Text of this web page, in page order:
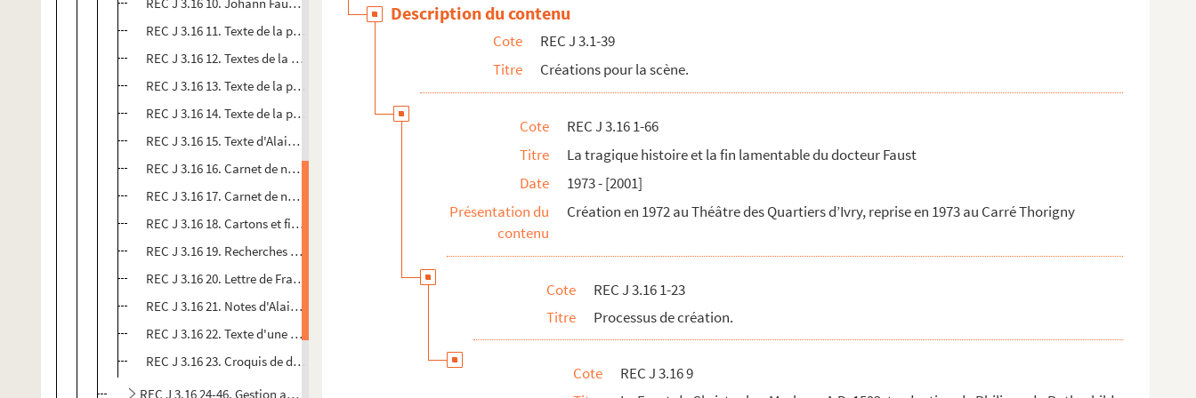
REC J 3.16 11. Texte de la pièce La tragique histoire et la fin lamentable du docteur Faust avec les annotations de...
REC J 3.16 12. Textes de la pièce La tragique histoire et la fin lamentable du docteur Faust avec les annotations s...
REC J 3.16 13. Texte de la pièce La tragique histoire et la fin lamentable du docteur Faust avec les annotations su...
REC J 3.16 14. Texte de la pièce La tragique histoire et la fin lamentable du docteur Faust réédité par le Théâtre ...
REC J 3.16 15. Texte d'Alain Recoing sur l'adaptation de Faust en spectacle de marionnettes, s.d.
REC J 3.16 16. Carnet de notes sur la mise en scène du prologue de Faust
REC J 3.16 17. Carnet de notes sur les problèmes de mise en scène et les questions relatives à la publicité de Faus...
REC J 3.16 18. Cartons et fiches de notes d'Alain Recoing sur les personnages et la bibliographie du Puppenspiel al...
REC J 3.16 19. Recherches bibliographiques dans des ouvrages sur Faust, s.d.
REC J 3.16 20. Lettre de François Miermont à Alain Recoing
REC J 3.16 21. Notes d'Alain Recoing analysant la pièceLa tragique histoire et la fin lamentable du docteur Faust, ...
REC J 3.16 22. Texte d'une pièce de Faust avec une légende couleur différenciant le texte les indication scéniques ...
REC J 3.16 23. Croquis de dispositifs scéniques de La tragique histoire et la fin lamentable du docteur Faust, s.d.
REC J 3.16 24-46. Gestion administrative.
Description du contenu
Cote
REC J 3.1-39
Titre
Créations pour la scène.
Cote
REC J 3.16 1-66
Titre
La tragique histoire et la fin lamentable du docteur Faust
Date
1973 - [2001]
Présentation du
contenu
Création en 1972 au Théâtre des Quartiers d’Ivry, reprise en 1973 au Carré Thorigny
Cote
REC J 3.16 1-23
Titre
Processus de création.
Cote
REC J 3.16 9